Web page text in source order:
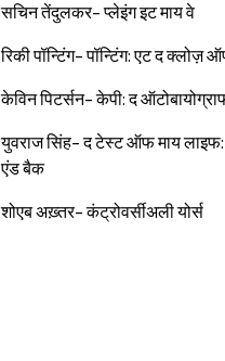
सचिन तेंदुलकर- प्लेइंग इट माय वे
रिकी पॉन्टिंग- पॉन्टिंग: एट द क्लोज़
केविन पिटर्सन- केपी: द
युवराज सिंह- द टेस्ट ऑफ माय
एंड बैक
शोएब अख़्तर- कंट्रोवर्सीअली योर्स